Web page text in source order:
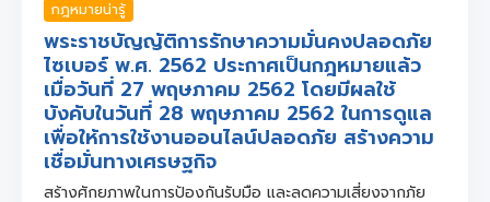
กฎหมายน่ารู้
พระราชบัญญัติการรักษาความมั่นคงปลอดภัย
ไซเบอร์ พ.ศ. 2562 ประกาศเป็นกฎหมายแล้ว
เมื่อวันที่ 27 พฤษภาคม 2562 โดยมีผลใช้
บังคับในวันที่ 28 พฤษภาคม 2562 ในการดูแล
เพื่อให้การใช้งานออนไลน์ปลอดภัย สร้างความ
เชื่อมั่นทางเศรษฐกิจ
สร้างศักยภาพในการป้องกันรับมือ และลดความเสี่ยงจากภัย